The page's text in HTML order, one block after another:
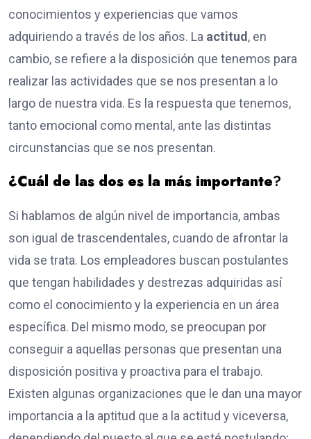
conocimientos y experiencias que vamos
adquiriendo a través de los años. La actitud , en
cambio, se refiere a la disposición que tenemos para
realizar las actividades que se nos presentan a lo
largo de nuestra vida. Es la respuesta que tenemos,
tanto emocional como mental, ante las distintas
circunstancias que se nos presentan.
¿Cuál de las dos es la más importante?
Si hablamos de algún nivel de importancia, ambas
son igual de trascendentales, cuando de afrontar la
vida se trata. Los empleadores buscan postulantes
que tengan habilidades y destrezas adquiridas así
como el conocimiento y la experiencia en un área
específica. Del mismo modo, se preocupan por
conseguir a aquellas personas que presentan una
disposición positiva y proactiva para el trabajo.
Existen algunas organizaciones que le dan una mayor
importancia a la aptitud que a la actitud y viceversa,